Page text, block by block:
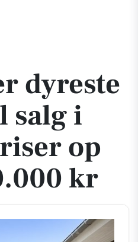
i Haslev. Priser op til 10.000.000 kr
dyreste
salg i
op
kr